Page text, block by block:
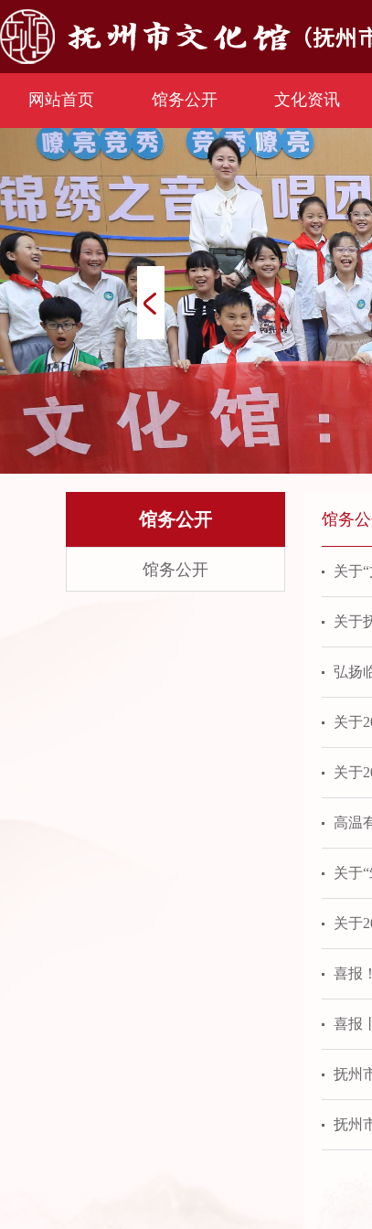
网站首页 馆务公开 文化资讯
馆务公开
馆务公开
馆务
关于
关于
弘扬
关于
关于
高温
关于
关于
喜报
喜报
抚州
抚州